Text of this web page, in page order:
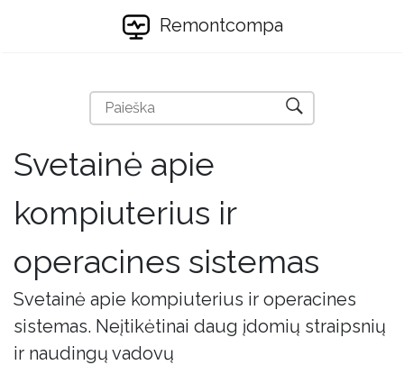
Remontcompa
Svetainė apie
kompiuterius ir
operacines sistemas
Svetainė apie kompiuterius ir operacines
sistemas. Neįtikėtinai daug įdomių straipsnių
ir naudingų vadovų